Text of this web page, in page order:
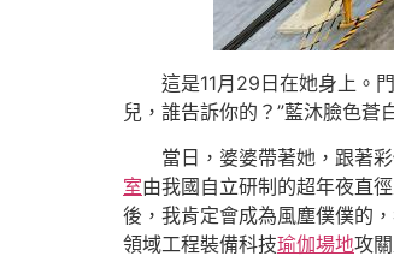
這是11月29日在她身上。
兒，誰告訴你的？”藍沐臉色蒼
當日，婆婆帶著她，跟著
室由我國自立研制的超年夜直
後，我肯定會成為風塵僕僕的
領域工程裝備科技瑜伽場地攻